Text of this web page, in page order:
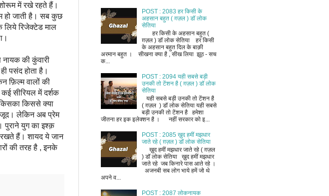
में रखे रहते हैं।
हो जाती है। सब कुछ
लिये रिजेक्टेड माल
की कुंवारी
पसंद होता है।
फ़िल्म वालों की
सीरियल में दर्शक
किससे क्या
लेकिन अब प्रेम
पुराने युग का इश्क़
हैं। शायद ये जान
की तरह है , इनके
POST : 2083 हर किसी के
अहसान बहुत ( ग़ज़ल ) डॉ लोक
सेतिया
हर किसी के अहसान बहुत (
ग़ज़ल ) डॉ लोक सेतिया हर किसी
के अहसान बहुत दिल के बाक़ी
अरमान बहुत । सीखना क्या है , सीख लिया झूठ - सच
क...
POST : 2094 यही सबसे बड़ी
उनकी तो टेंशन है ( ग़ज़ल ) डॉ लोक
सेतिया
यही सबसे बड़ी उनकी तो टेंशन है
( ग़ज़ल ) डॉ लोक सेतिया यही सबसे
बड़ी उनकी तो टेंशन है हमेशा
जीतना हर इक इलेक्शन है । नहीं सरकार को इ...
POST : 2085 ख़ुद हमीं मझधार
जाते रहे ( ग़ज़ल ) डॉ लोक सेतिया
ख़ुद हमीं मझधार जाते रहे ( ग़ज़ल
) डॉ लोक सेतिया ख़ुद हमीं मझधार
जाते रहे जब किनारे पास आते रहे ।
अजनबी सब लोग भाये हमें जो थे
अपने व...
POST : 2087 लोकनायक